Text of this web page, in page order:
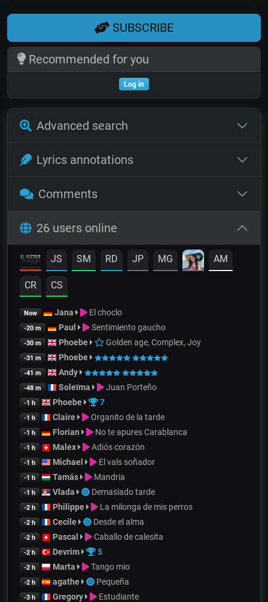
SUBSCRIBE
Recommended for you
Log in
Advanced search
Lyrics annotations
Comments
26 users online
JS SM RD JP MG AM
CR CS
Now Jana El choclo
-20 m Paul Sentimiento gaucho
-30 m Phoebe Golden age, Complex, Joy
-31 m Phoebe
-41 m Andy
-48 m Soleïma Juan Porteño
-1 h Phoebe 7
-1 h Claire Organito de la tarde
-1 h Florian No te apures Carablanca
-1 h Malex Adiós corazón
-1 h Michael El vals soñador
-1 h Tamás Mandria
-1 h Vlada Demasiado tarde
-2 h Philippe La milonga de mis perros
-2 h Cecile Desde el alma
-2 h Pascal Caballo de calesita
-2 h Devrim 5
-2 h Marta Tango mio
-2 h agathe Pequeña
-3 h Gregory Estudiante